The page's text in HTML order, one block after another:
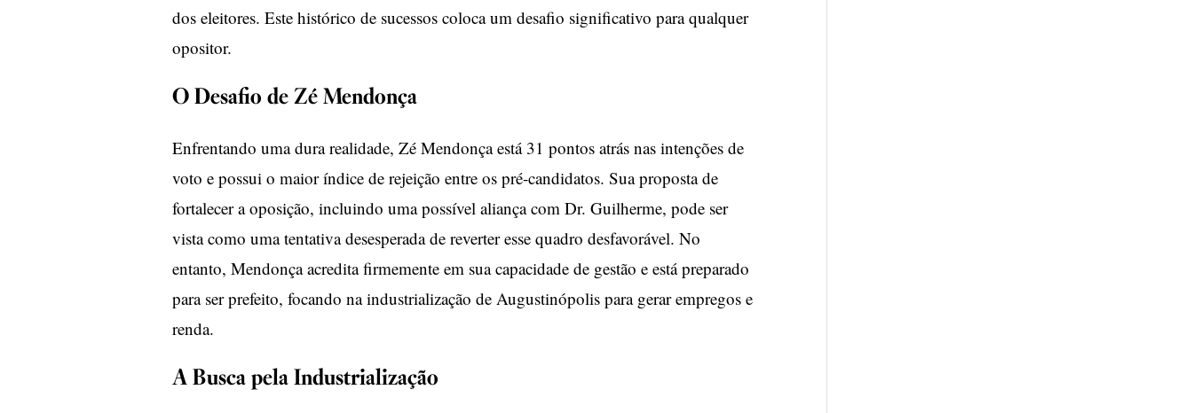
dos eleitores. Este histórico de sucessos coloca um desafio significativo para qualquer
opositor.
O Desafio de Zé Mendonça
Enfrentando uma dura realidade, Zé Mendonça está 31 pontos atrás nas intenções de
voto e possui o maior índice de rejeição entre os pré-candidatos. Sua proposta de
fortalecer a oposição, incluindo uma possível aliança com Dr. Guilherme, pode ser
vista como uma tentativa desesperada de reverter esse quadro desfavorável. No
entanto, Mendonça acredita firmemente em sua capacidade de gestão e está preparado
para ser prefeito, focando na industrialização de Augustinópolis para gerar empregos e
renda.
A Busca pela Industrialização